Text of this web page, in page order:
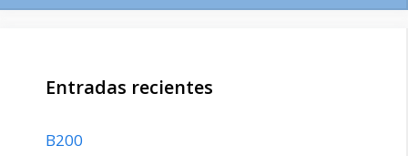
Entradas recientes
B200